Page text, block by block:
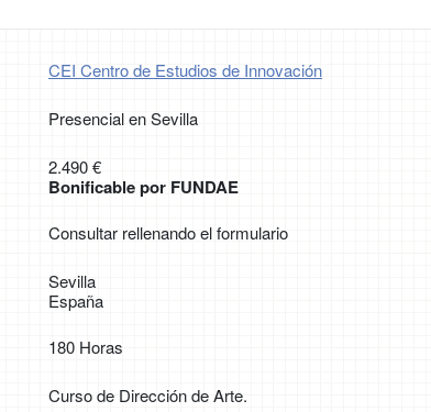
CEI Centro de Estudios de Innovación
Presencial en Sevilla
2.490 €
Bonificable por FUNDAE
Consultar rellenando el formulario
Sevilla
España
180 Horas
Curso de Dirección de Arte.